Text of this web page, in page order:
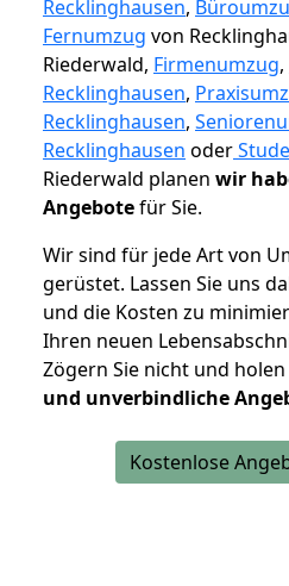
Recklinghausen,
Fernumzug von
Riederwald, Firmenumzug,
Recklinghausen,
Recklinghausen,
Recklinghausen oder
Riederwald planen wir
Angebotefür Sie.
Wir sind für jede Art von
gerüstet. Lassen Sie uns
und die Kosten zu
Ihren neuen
Zögern Sie nicht und holen
und unverbindliche
Kostenlose